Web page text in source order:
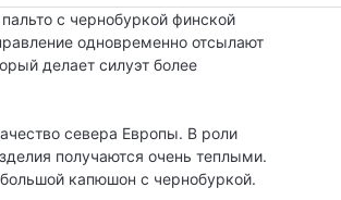
с чернобуркой финской
одновременно отсылают
делает силуэт более
севера Европы. В роли
получаются очень теплыми.
капюшон с чернобуркой.